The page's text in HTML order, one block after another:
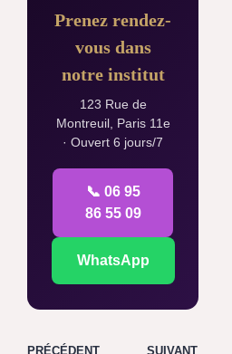
Prenez rendez-
vous dans
notre institut
123 Rue de
Montreuil, Paris 11e
· Ouvert 6 jours/7
📞 06 95
86 55 09
WhatsApp
PRÉCÉDENT SUIVANT